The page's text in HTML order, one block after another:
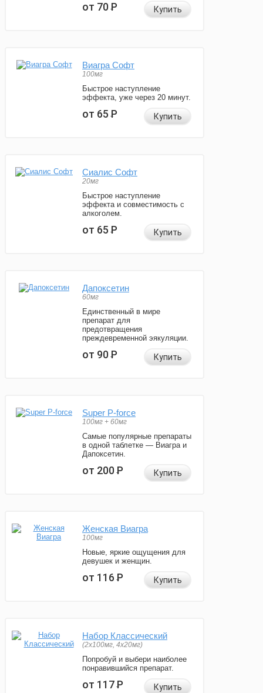
от 70Р Купить
Виагра Софт
100мг
Быстрое наступление
эффекта, уже через 20 минут.
от 65Р Купить
Сиалис Софт
20мг
Быстрое наступление
эффекта и совместимость с
алкоголем.
от 65Р Купить
Дапоксетин
60мг
Единственный в мире
препарат для
предотвращения
преждевременной эякуляции.
от 90Р Купить
Super P-force
100мг + 60мг
Самые популярные препараты
в одной таблетке — Виагра и
Дапоксетин.
от 200Р Купить
Женская Виагра
100мг
Новые, яркие ощущения для
девушек и женщин.
от 116Р Купить
Набор Классический
(2x100мг, 4x20мг)
Попробуй и выбери наиболее
понравившийся препарат.
от 117Р Купить